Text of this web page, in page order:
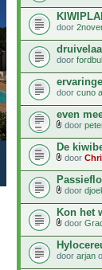
door
door
door cuno
even
door
De
door
door
Kon het
door
door arjan